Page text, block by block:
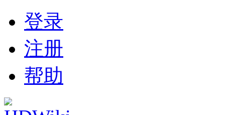
登录
注册
帮助